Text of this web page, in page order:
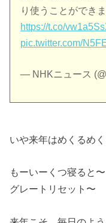
り使うことができ
https://t.co/
pic.twitter.com/
— NHKニュース
いや来年はめくるめ
もーいーくつ寝ると〜
グレートリセット〜